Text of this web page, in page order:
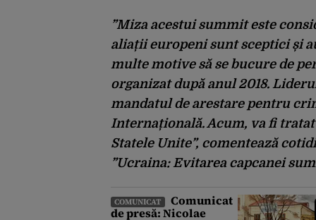
”Miza acestui summit este
aliații europeni sunt sceptici și
multe motive să se bucure de
organizat după anul 2018.
mandatul de arestare pentru
Internațională. Acum, va fi
Statele Unite”, comentează
”Ucraina: Evitarea capcanei
COMUNICAT
Comunicat
de presă: Nicolae